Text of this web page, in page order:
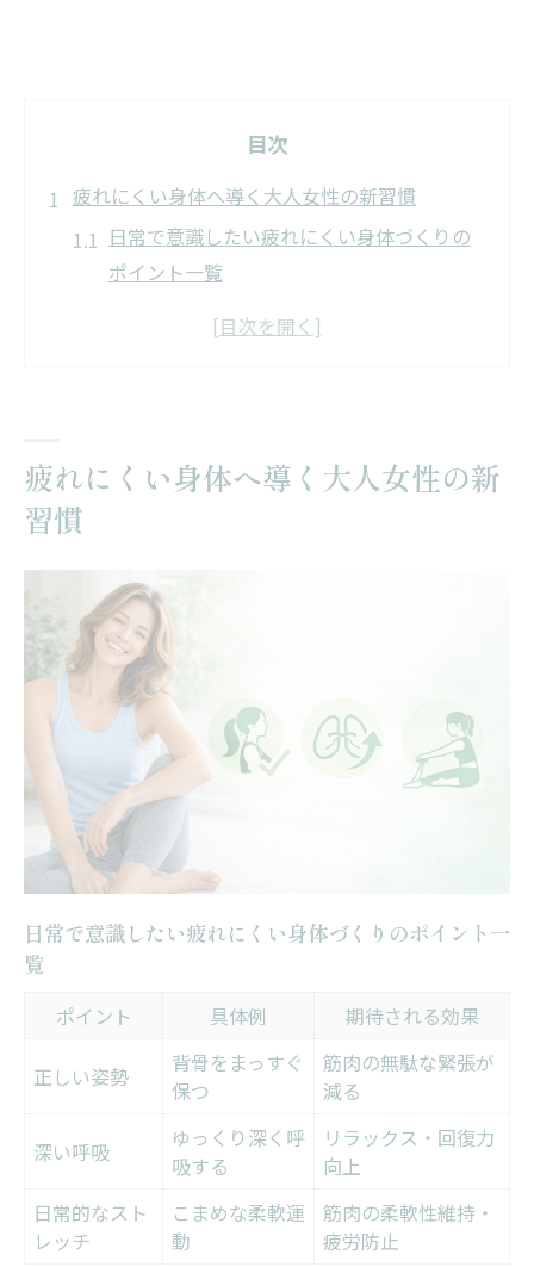
目次
疲れにくい身体へ導く大人女性の新習慣
日常で意識したい疲れにくい身体づくりの
ポイント一覧
無理なく続く新習慣が大人女性に与える変
身体の緊張を解くためのリラックス法とは
無理なく長く動ける身体づくりの秘訣
身体を長く動かすための秘訣を比較表で解
説
大人女性が無理なく続けるための考え方
安全性を高める身体の使い方の工夫
習慣化しやすいエクササイズ選びのポイン
ト
無理のない運動プラン作成のコツ
大人女性が自然と動ける身体を取り戻すには
自然に動ける身体を目指すためのステップ
日常生活でできる負担軽減のヒント
無理なく始めるための心構えとポイント
大人女性に多い身体の悩みと改善アプロー
年齢を重ねてもイキイキ動ける習慣作り
心身を整える効果的なピラティス活用法
ピラティス活用法の種類と特徴を一覧で紹
疲れにくい身体へ導く大人女性の新
習慣
日常で意識したい疲れにくい身体づくりのポイント一
覧
ポイント 具体例 期待される効果
正しい姿勢
背骨をまっすぐ
保つ
筋肉の無駄な緊張が
減る
深い呼吸
ゆっくり深く呼
吸する
リラックス・回復力
向上
日常的なスト
レッチ
こまめな柔軟運
動
筋肉の柔軟性維持・
疲労防止